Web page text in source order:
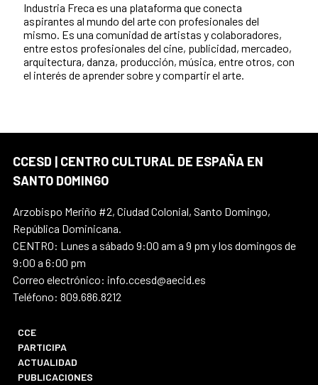
Industria Freca es una plataforma que conecta
aspirantes al mundo del arte con profesionales del
mismo. Es una comunidad de artistas y colaboradores,
entre estos profesionales del cine, publicidad, mercadeo,
arquitectura, danza, producción, música, entre otros, con
el interés de aprender sobre y compartir el arte.
CCESD | CENTRO CULTURAL DE ESPAÑA EN
SANTO DOMINGO
Arzobispo Meriño #2, Ciudad Colonial, Santo Domingo,
República Dominicana.
CENTRO: Lunes a sábado 9:00 am a 9 pm y los domingos de
9:00 a 6:00 pm
Correo electrónico: info.ccesd@aecid.es
Teléfono: 809.686.8212
CCE
PARTICIPA
ACTUALIDAD
PUBLICACIONES